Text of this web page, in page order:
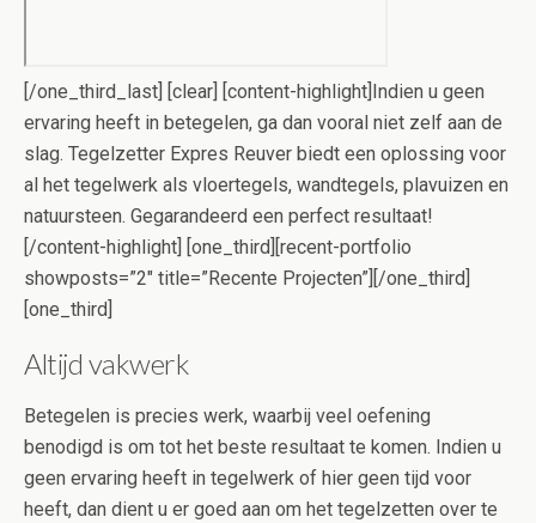
[/one_third_last] [clear] [content-highlight]Indien u geen
ervaring heeft in betegelen, ga dan vooral niet zelf aan de
slag. Tegelzetter Expres Reuver biedt een oplossing voor
al het tegelwerk als vloertegels, wandtegels, plavuizen en
natuursteen. Gegarandeerd een perfect resultaat!
[/content-highlight] [one_third][recent-portfolio
showposts=”2″ title=”Recente Projecten”][/one_third]
[one_third]
Altijd vakwerk
Betegelen is precies werk, waarbij veel oefening
benodigd is om tot het beste resultaat te komen. Indien u
geen ervaring heeft in tegelwerk of hier geen tijd voor
heeft, dan dient u er goed aan om het tegelzetten over te